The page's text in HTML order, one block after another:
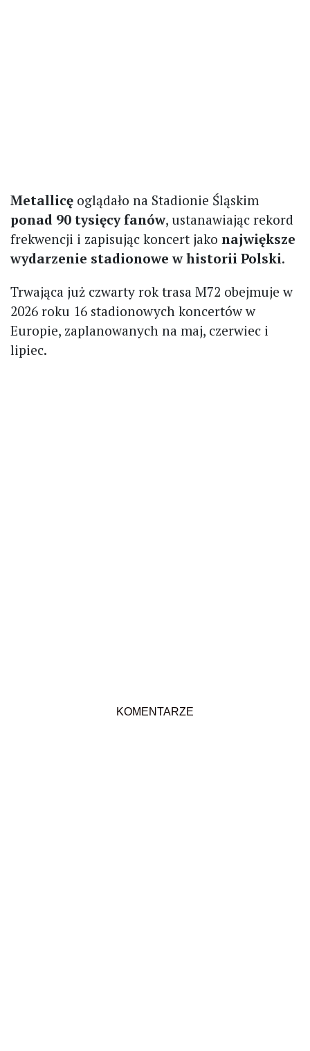
Metallicę oglądało na Stadionie Śląskim
ponad 90 tysięcy fanów, ustanawiając rekord
frekwencji i zapisując koncert jako największe
wydarzenie stadionowe w historii Polski.
Trwająca już czwarty rok trasa M72 obejmuje w
2026 roku 16 stadionowych koncertów w
Europie, zaplanowanych na maj, czerwiec i
lipiec.
KOMENTARZE